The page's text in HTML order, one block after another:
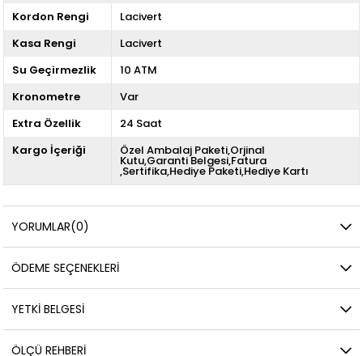
Kordon Rengi
Lacivert
Kasa Rengi
Lacivert
Su Geçirmezlik
10 ATM
Kronometre
Var
Extra Özellik
24 Saat
Kargo İçeriği
Özel Ambalaj Paketi,Orjinal
Kutu,Garanti Belgesi,Fatura
,Sertifika,Hediye Paketi,Hediye Kartı
YORUMLAR(0)
ÖDEME SEÇENEKLERI
YETKİ BELGESİ
ÖLÇÜ REHBERI